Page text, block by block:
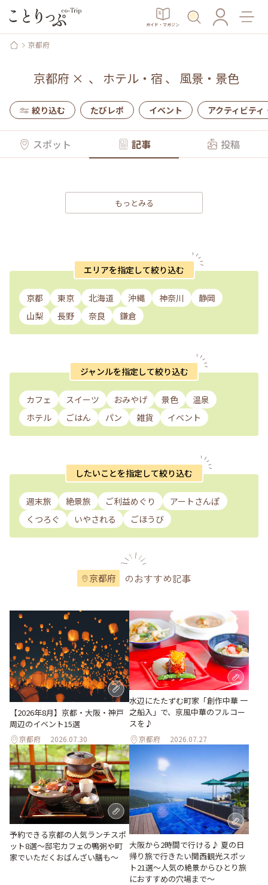
ガイド・マガジン
京都府
京都府 × 、 ホテル・宿 、 風景・景色
絞り込む たびレポ イベント アクティビティ
スポット 記事 投稿
もっとみる
エリアを指定して絞り込む
京都 東京 北海道 沖縄 神奈川
静岡
山梨
長野 奈良 鎌倉
ジャンルを指定して絞り込む
カフェ スイーツ おみやげ 景色
温泉
ホテル
ごはん パン 雑貨 イベント
したいことを指定して絞り込む
週末旅 絶景旅 ご利益めぐり
アートさんぽ
くつろぐ
いやされる ごほうび
京都府 のおすすめ記事
【2026年8月】京都・大阪・神戸
周辺のイベント15選
京都府 2026.07.30
水辺にたたずむ町家「創作中華 一
之船入」で、京風中華のフルコー
スを♪
京都府 2026.07.27
予約できる京都の人気ランチスポ
ット8選～邸宅カフェの鴨粥や町
家でいただくおばんざい膳も～
大阪から2時間で行ける♪ 夏の日
帰り旅で行きたい関西観光スポッ
ト21選～人気の絶景からひとり旅
におすすめの穴場まで～